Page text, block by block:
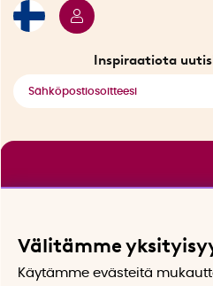
Inspiraatiota
Välitämme
Käytämme evästeitä